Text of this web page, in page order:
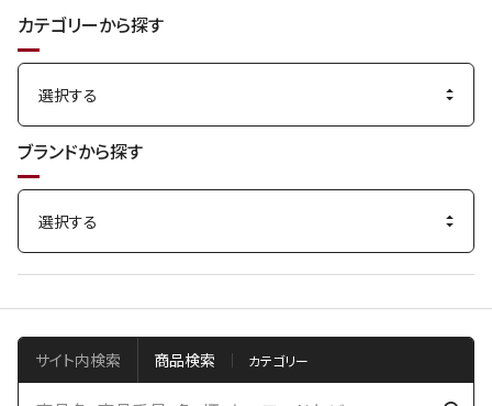
カテゴリーから探す
ブランドから探す
サイト内検索 商品検索